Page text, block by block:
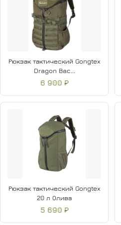
Рюкзак тактический Gongtex
Dragon Bac...
6 900 ₽
Рюкзак тактический Gongtex
20 л Олива
5 690 ₽